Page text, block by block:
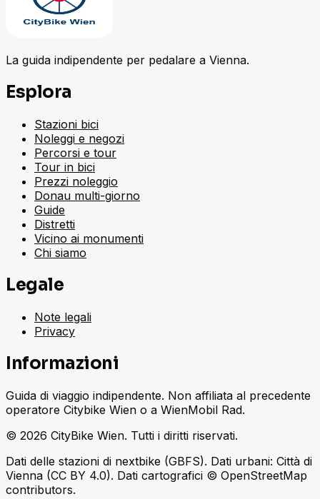
La guida indipendente per pedalare a Vienna.
Esplora
Stazioni bici
Noleggi e negozi
Percorsi e tour
Tour in bici
Prezzi noleggio
Donau multi-giorno
Guide
Distretti
Vicino ai monumenti
Chi siamo
Legale
Note legali
Privacy
Informazioni
Guida di viaggio indipendente. Non affiliata al precedente
operatore Citybike Wien o a WienMobil Rad.
© 2026 CityBike Wien. Tutti i diritti riservati.
Dati delle stazioni di nextbike (GBFS). Dati urbani: Città di
Vienna (CC BY 4.0). Dati cartografici © OpenStreetMap
contributors.